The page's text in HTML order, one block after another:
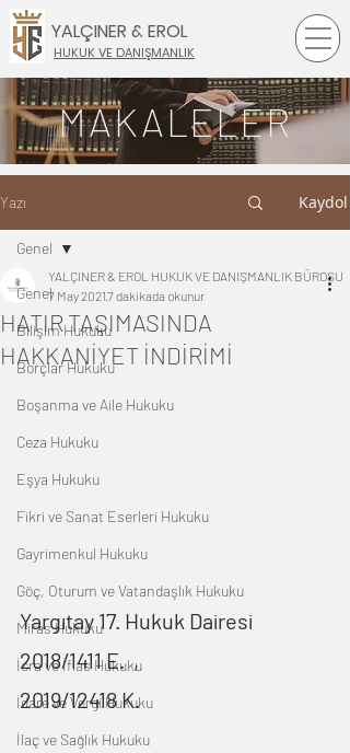
YALÇINER & EROL
HUKUK VE DANIŞMANLIK
MAKALELER
Yazı Kaydol
Genel
Bilişim Hukuku
Borçlar Hukuku
Boşanma ve Aile Hukuku
Ceza Hukuku
Eşya Hukuku
Fikri ve Sanat Eserleri Hukuku
Gayrimenkul Hukuku
Göç, Oturum ve Vatandaşlık Hukuku
Miras Hukuku
İcra ve İflas Hukuku
İdare ve Vergi Hukuku
İlaç ve Sağlık Hukuku
Genel
HATIR TAŞIMASINDA
HAKKANİYET İNDİRİMİ
YALÇINER & EROL HUKUK VE DANIŞMANLIK BÜROSU
7 May 20217 dakikada okunur
Yargıtay 17. Hukuk Dairesi
2018/1411 E.  ,
2019/12418 K.